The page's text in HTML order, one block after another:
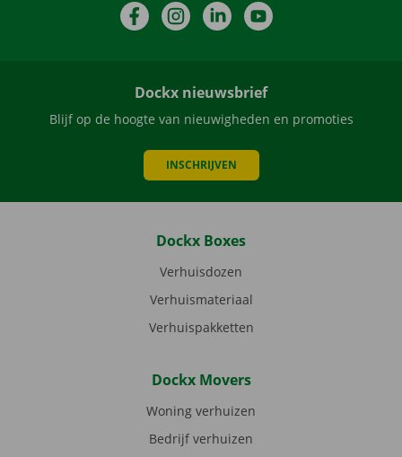
FacebookInstagramLinkedIn
Dockx nieuwsbrief
Blijf op de hoogte van nieuwigheden en promoties
INSCHRIJVEN
Dockx Boxes
Verhuisdozen
Verhuismateriaal
Verhuispakketten
Dockx Movers
Woning verhuizen
Bedrijf verhuizen